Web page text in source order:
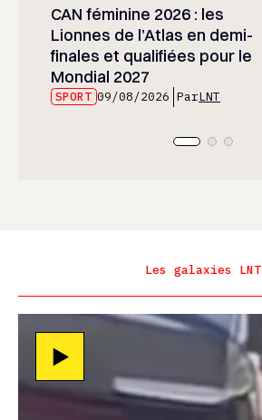
CAN féminine 2026 : les
Lionnes de l’Atlas en demi-
finales et qualifiées pour le
Mondial 2027
SPORT 09/08/2026 ParLNT
Les galaxies LNT